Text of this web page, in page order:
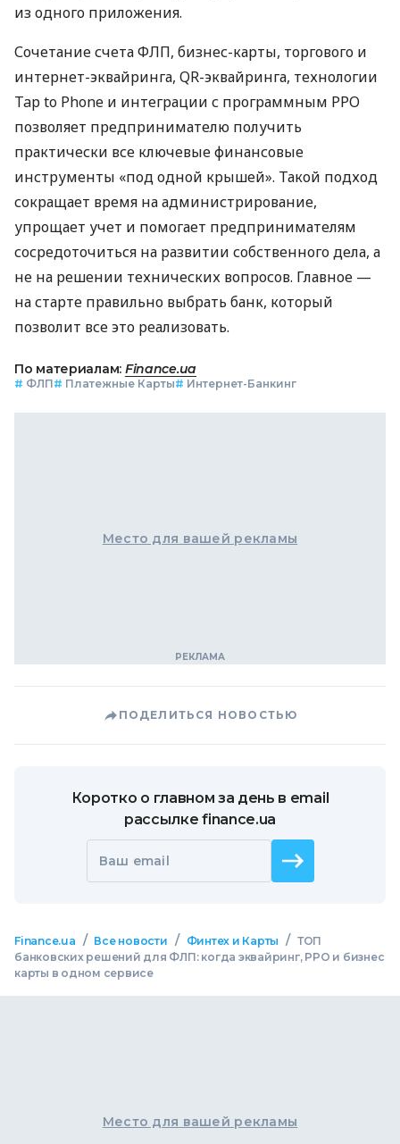
из одного приложения.
Сочетание счета ФЛП, бизнес-карты, торгового и
интернет-эквайринга, QR-эквайринга, технологии
Tap to Phone и интеграции с программным РРО
позволяет предпринимателю получить
практически все ключевые финансовые
инструменты «под одной крышей». Такой подход
сокращает время на администрирование,
упрощает учет и помогает предпринимателям
сосредоточиться на развитии собственного дела, а
не на решении технических вопросов. Главное —
на старте правильно выбрать банк, который
позволит все это реализовать.
По материалам: Finance.ua
# ФЛП# Платежные Карты# Интернет-Банкинг
Место для вашей рекламы
ПОДЕЛИТЬСЯ НОВОСТЬЮ
Коротко о главном за день в email
рассылке finance.ua
Ваш email
Finance.ua / Все новости / Финтех и Карты / ТОП
банковских решений для ФЛП: когда эквайринг, РРО и бизнес
карты в одном сервисе
Место для вашей рекламы